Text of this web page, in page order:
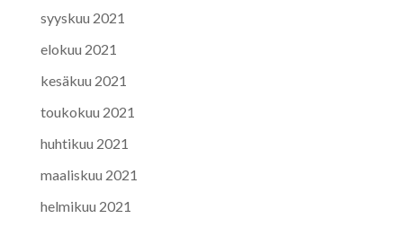
syyskuu 2021
elokuu 2021
kesäkuu 2021
toukokuu 2021
huhtikuu 2021
maaliskuu 2021
helmikuu 2021